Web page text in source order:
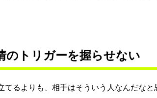
のトリガーを握らせない
るよりも、相手はそういう人なんだな